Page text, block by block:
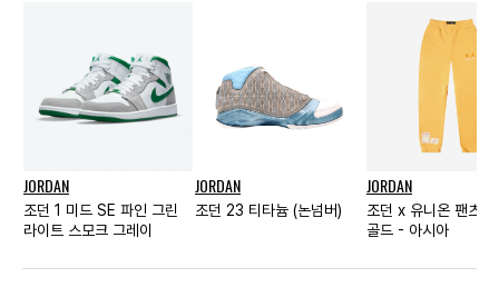
JORDAN
조던 1 미드 SE 파인 그린
라이트 스모크 그레이
JORDAN
조던 23 티타늄 (논넘버)
JORDAN
조던 x 유니온 팬츠
골드 - 아시아